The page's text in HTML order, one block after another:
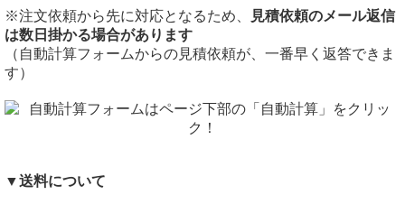
りや女性にも扱い楽々！生地材でも錆びませんがアルマイト
処理で更に耐候性が増して、外観も綺麗です。
構造材だけでなく様々な工作やインテリア、DIYに活躍して
いるアルミパイプです。
★カット面はアルマイト処理されていません（生地材のまま
常は艶なしです）どちらもアルマイト処理品となります。
切断
切断費：150円/本～
切断公差：±01.0mm ～ （Φ/100またはL/1000)mm
カット面はアルマイト処理されていません（生地材のままに
備考
同サイズまとめ買いで多数同時注文割引適用！
アルミ 丸パイプ アルマイト処理品(材質A6063) 切り売り 小口販売加
工
外径 x 厚さ15φｘ1.0 材料シルバー 長さ5750mm]
出来ましたらアドバイスとご料金と送料の概算を教えて頂きたくお願
い申し上げます。
クローゼットパイプはステン照すパイプがお勧めです（アルミパイ
プは強度が低いため）
※注文依頼から先に対応となるため、
見積依頼のメール返信
は数日掛かる場合があります
（自動計算フォームからの見積依頼が、一番早く返答できま
す）
▼送料について